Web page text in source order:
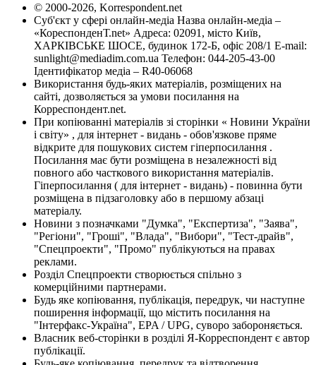
© 2000-2026, Korrespondent.net
Суб'єкт у сфері онлайн-медіа Назва онлайн-медіа –
«КореспонденТ.net» Адреса: 02091, місто Київ,
ХАРКІВСЬКЕ ШОСЕ, будинок 172-Б, офіс 208/1 E-mail:
sunlight@mediadim.com.ua Телефон: 044-205-43-00
Ідентифікатор медіа – R40-06068
Використання будь-яких матеріалів, розміщених на
сайті, дозволяється за умови посилання на
Корреспондент.net.
При копіюванні матеріалів зі сторінки « Новини України
і світу» , для інтернет - видань - обов'язкове пряме
відкрите для пошукових систем гіперпосилання .
Посилання має бути розміщена в незалежності від
повного або часткового використання матеріалів.
Гіперпосилання ( для інтернет - видань) - повинна бути
розміщена в підзаголовку або в першому абзаці
матеріалу.
Новини з позначками "Думка", "Експертиза", "Заява",
"Регіони", "Гроші", "Влада", "Вибори", "Тест-драйв",
"Спецпроекти", "Промо" публікуються на правах
реклами.
Розділ Спецпроекти створюється спільно з
комерційними партнерами.
Будь яке копіювання, публікація, передрук, чи наступне
поширення інформації, що містить посилання на
"Інтерфакс-Україна", EPA / UPG, суворо забороняється.
Власник веб-сторінки в розділі Я-Корреспондент є автор
публікації.